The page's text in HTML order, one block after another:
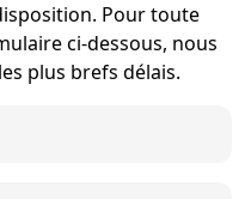
Pour toute
ci-dessous, nous
plus brefs délais.